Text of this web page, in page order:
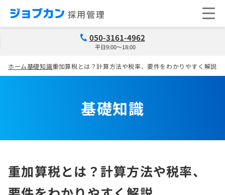
050-3161-4962
平日9:00～18:00
ホーム基礎知識重加算税とは？計算方法や税率、要件をわかりやすく解説
基礎知識
重加算税とは？計算方法や税率、